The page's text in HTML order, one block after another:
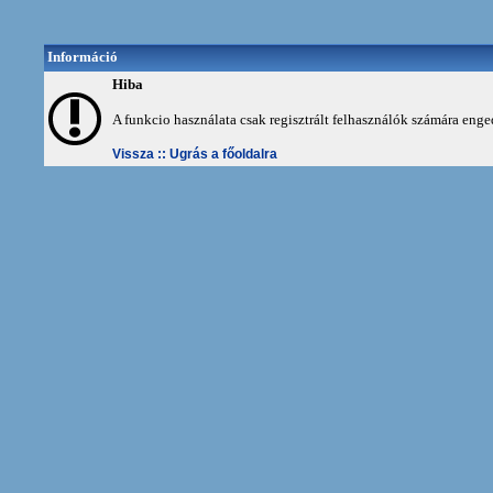
Információ
Hiba
A funkcio használata csak regisztrált felhasználók számára
Vissza :: Ugrás a főoldalra